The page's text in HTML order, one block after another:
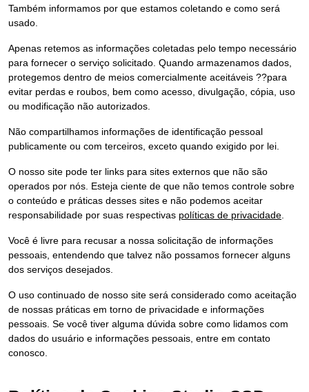
Também informamos por que estamos coletando e como será
usado.
Apenas retemos as informações coletadas pelo tempo necessário
para fornecer o serviço solicitado. Quando armazenamos dados,
protegemos dentro de meios comercialmente aceitáveis ??para
evitar perdas e roubos, bem como acesso, divulgação, cópia, uso
ou modificação não autorizados.
Não compartilhamos informações de identificação pessoal
publicamente ou com terceiros, exceto quando exigido por lei.
O nosso site pode ter links para sites externos que não são
operados por nós. Esteja ciente de que não temos controle sobre
o conteúdo e práticas desses sites e não podemos aceitar
responsabilidade por suas respectivas políticas de privacidade
Você é livre para recusar a nossa solicitação de informações
pessoais, entendendo que talvez não possamos fornecer alguns
dos serviços desejados.
O uso continuado de nosso site será considerado como aceitação
de nossas práticas em torno de privacidade e informações
pessoais. Se você tiver alguma dúvida sobre como lidamos com
dados do usuário e informações pessoais, entre em contato
conosco.